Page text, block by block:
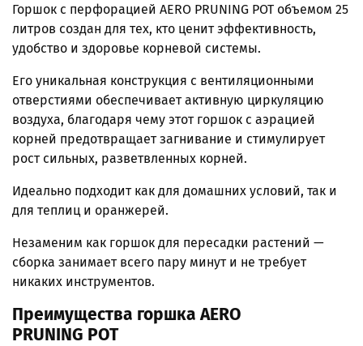
Горшок с перфорацией AERO PRUNING POT объемом 25
литров создан для тех, кто ценит эффективность,
удобство и здоровье корневой системы.
Его уникальная конструкция с вентиляционными
отверстиями обеспечивает активную циркуляцию
воздуха, благодаря чему этот горшок с аэрацией
корней предотвращает загнивание и стимулирует
рост сильных, разветвленных корней.
Идеально подходит как для домашних условий, так и
для теплиц и оранжерей.
Незаменим как горшок для пересадки растений —
сборка занимает всего пару минут и не требует
никаких инструментов.
Преимущества горшка AERO
PRUNING POT